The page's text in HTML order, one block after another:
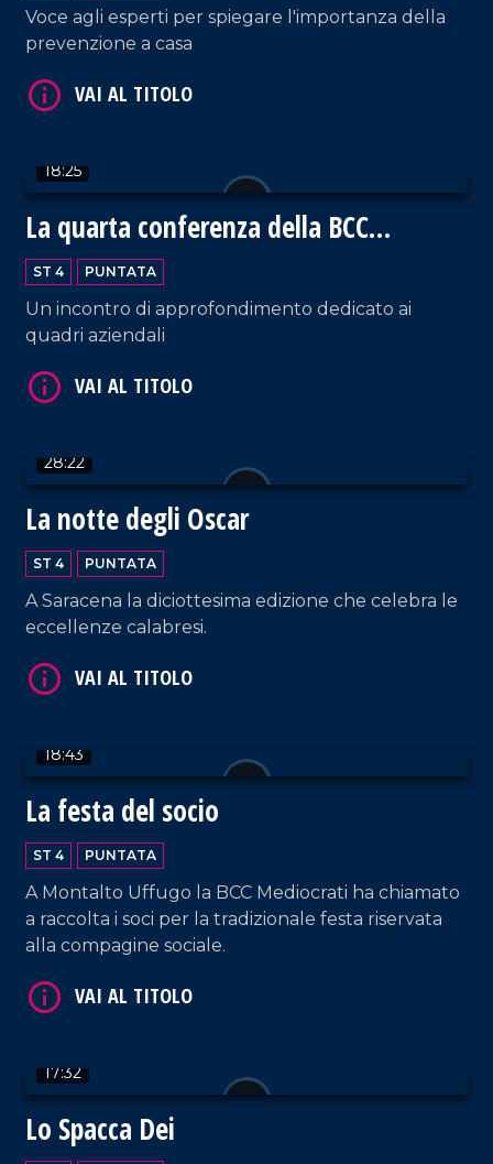
Voce agli esperti per spiegare l'importanza della
prevenzione a casa
18:25
La quarta conferenza della BCC
Mediocrati
ST 4 PUNTATA
Un incontro di approfondimento dedicato ai
quadri aziendali
28:22
La notte degli Oscar
ST 4 PUNTATA
A Saracena la diciottesima edizione che celebra le
eccellenze calabresi.
18:43
La festa del socio
ST 4 PUNTATA
A Montalto Uffugo la BCC Mediocrati ha chiamato
a raccolta i soci per la tradizionale festa riservata
alla compagine sociale.
17:32
Lo Spacca Dei
VAI AL TITOLO
VAI AL TITOLO
VAI AL TITOLO
VAI AL TITOLO